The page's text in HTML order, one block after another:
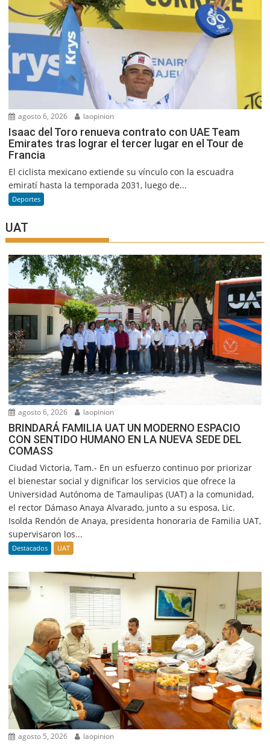
agosto 6, 2026 laopinion
Isaac del Toro renueva contrato con UAE Team
Emirates tras lograr el tercer lugar en el Tour de
Francia
El ciclista mexicano extiende su vínculo con la escuadra
emiratí hasta la temporada 2031, luego de...
Deportes
UAT
agosto 6, 2026 laopinion
BRINDARÁ FAMILIA UAT UN MODERNO ESPACIO
CON SENTIDO HUMANO EN LA NUEVA SEDE DEL
COMASS
Ciudad Victoria, Tam.- En un esfuerzo continuo por priorizar
el bienestar social y dignificar los servicios que ofrece la
Universidad Autónoma de Tamaulipas (UAT) a la comunidad,
el rector Dámaso Anaya Alvarado, junto a su esposa, Lic.
Isolda Rendón de Anaya, presidenta honoraria de Familia UAT,
supervisaron los...
Destacados UAT
agosto 5, 2026 laopinion